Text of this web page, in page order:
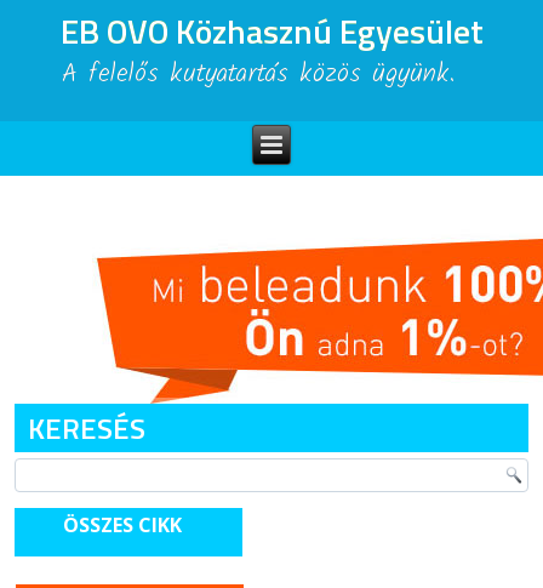
EB OVO Közhasznú Egyesület
A felelős kutyatartás közös ügyünk.
KERESÉS
ÖSSZES CIKK